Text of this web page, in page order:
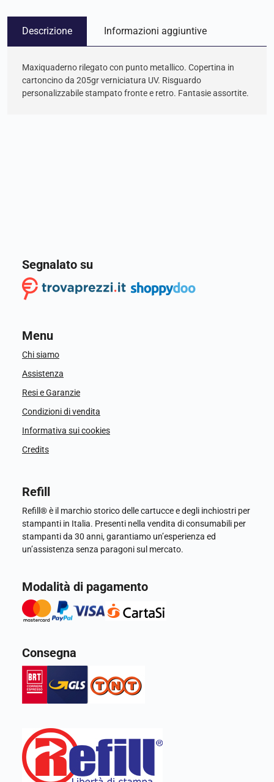
Descrizione Informazioni aggiuntive
Maxiquaderno rilegato con punto metallico. Copertina in
cartoncino da 205gr verniciatura UV. Risguardo
personalizzabile stampato fronte e retro. Fantasie assortite.
Segnalato su
Menu
Chi siamo
Assistenza
Resi e Garanzie
Condizioni di vendita
Informativa sui cookies
Credits
Refill
Refill® è il marchio storico delle cartucce e degli inchiostri per
stampanti in Italia. Presenti nella vendita di consumabili per
stampanti da 30 anni, garantiamo un’esperienza ed
un’assistenza senza paragoni sul mercato.
Modalità di pagamento
Consegna